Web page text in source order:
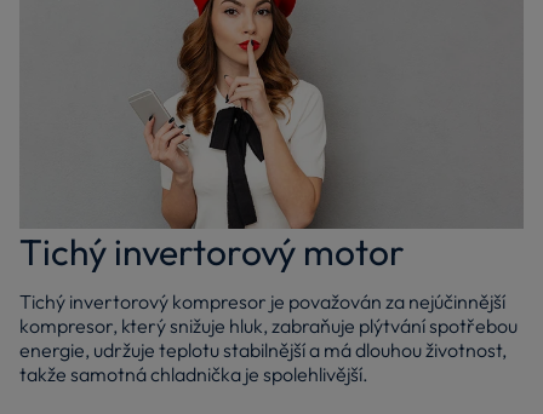
Tichý invertorový motor
Tichý invertorový kompresor je považován za nejúčinnější
kompresor, který snižuje hluk, zabraňuje plýtvání spotřebou
energie, udržuje teplotu stabilnější a má dlouhou životnost,
takže samotná chladnička je spolehlivější.